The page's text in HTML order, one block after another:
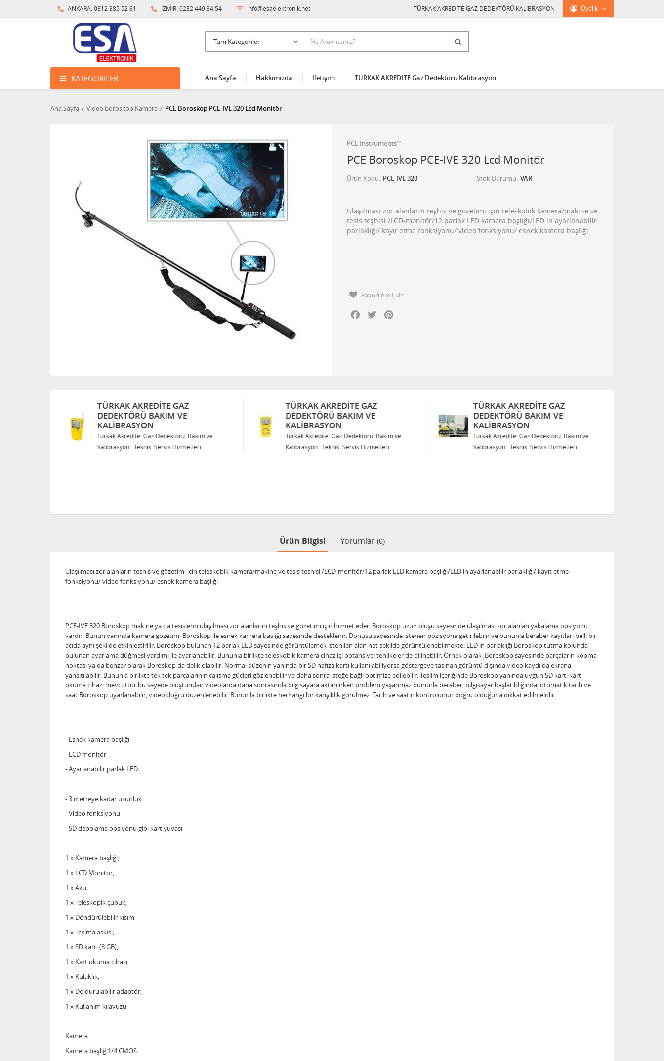
ANKARA: 0312 385 52 81 İZMİR: 0232 449 84 54 info@esaelektronik.net Üyelik
TÜRKAK AKREDİTE GAZ DEDEKTÖRÜ KALİBRASYON
KATEGORILER Ana Sayfa Hakkımızda İletişim TÜRKAK AKREDİTE Gaz Dedektörü Kalibrasyon
Ana Sayfa Video Boroskop Kamera PCE Boroskop PCE-IVE 320 Lcd Monitör
PCE Instruments™
PCE Boroskop PCE-IVE 320 Lcd Monitör
Ürün Kodu PCE-IVE 320 Stok Durumu VAR
Ulaşılması zor alanların teşhis ve gözetimi için teleskobik kamera/makine ve
tesis teşhisi /LCD-monitör/12 parlak LED kamera başlığı/LED in ayarlanabilir
parlaklığı/ kayıt etme fonksiyonu/ video fonksiyonu/ esnek kamera başlığı
Favorilere Ekle
Facebook
Twitter
TÜRKAK AKREDITE GAZ
DEDEKTÖRÜ BAKIM VE
KALIBRASYON
Türkak Akredite Gaz Dedektörü Bakım ve
Kalibrasyon Teknik Servis Hizmetleri
TÜRKAK AKREDITE GAZ
DEDEKTÖRÜ BAKIM VE
KALIBRASYON
Türkak Akredite Gaz Dedektörü Bakım ve
Kalibrasyon Teknik Servis Hizmetleri
TÜRKAK AKREDITE GAZ
DEDEKTÖRÜ BAKIM VE
KALIBRASYON
Türkak Akredite Gaz Dedektörü Bakım ve
Kalibrasyon Teknik Servis Hizmetleri
Ürün Bilgisi Yorumlar (0)
Ulaşılması zor alanların teşhis ve gözetimi için teleskobik kamera/makine ve tesis teşhisi /LCD-monitör/12 parlak LED kamera başlığı/LED in ayarlanabilir parlaklığı/ kayıt etme
fonksiyonu/ video fonksiyonu/ esnek kamera başlığı
PCE-IVE 320 Boroskop makine ya da tesislerin ulaşılması zor alanlarını teşhis ve gözetimi için hizmet eder. Boroskop uzun oluşu sayesinde ulaşılması zor alanları yakalama opsiyonu
vardır. Bunun yanında kamera gözetimi Boroskop ile esnek kamera başlığı sayesinde desteklenir. Dönüşü sayesinde istenen pozisyona getirilebilir ve bununla beraber kayıtları belli bir
açıda aynı şekilde etkinleştirilir. Boroskop bulunan 12 parlak LED sayesinde görüntülemek istenilen alan net şekilde görüntülenebilmekte. LED in parlaklığı Boroskop tutma kolunda
bulunan ayarlama düğmesi yardımı ile ayarlanabilir. Bununla birlikte teleskobik kamera cihaz içi potansiyel tehlikeler de bilinebilir. Örnek olarak ,Boroskop sayesinde parçaların kopma
noktası ya da benzer olarak Boroskop da delik olabilir. Normal düzenin yanında bir SD hafıza kartı kullanılabiliyorsa göstergeye taşınan görüntü dışında video kaydı da ekrana
yansıtılabilir. Bununla birlikte tek tek parçalarının çalışma güçleri gözlenebilir ve daha sonra isteğe bağlı optimize edilebilir. Teslim içeriğinde Boroskop yanında uygun SD kartı kart
okuma cihazı mevcuttur bu sayede oluşturulan videolarda daha sonrasında bilgisayara aktarılırken problem yaşanmaz bununla beraber, bilgisayar başlatıldığında, otomatik tarih ve
saat Boroskop uyarlanabilir, video doğru düzenlenebilir. Bununla birlikte herhangi bir karışıklık görülmez. Tarih ve saatin kontrolünün doğru olduğuna dikkat edilmelidir.
- Esnek kamera başlığı
- LCD monitör
- Ayarlanabilir parlak LED
- 3 metreye kadar uzunluk
- Video fonksiyonu
- SD depolama opsiyonu gibi kart yuvası
1 x Kamera başlığı,
1 x LCD Monitör,
1 x Akü,
1 x Teleskopik çubuk,
1 x Döndürülebilir kısım
1 x Taşıma askısı,
1 x SD kartı (8 GB),
1 x Kart okuma cihazı,
1 x Kulaklık,
1 x Doldurulabilir adaptör,
1 x Kullanım kılavuzu
Kamera
Kamera başlığı1/4 CMOS